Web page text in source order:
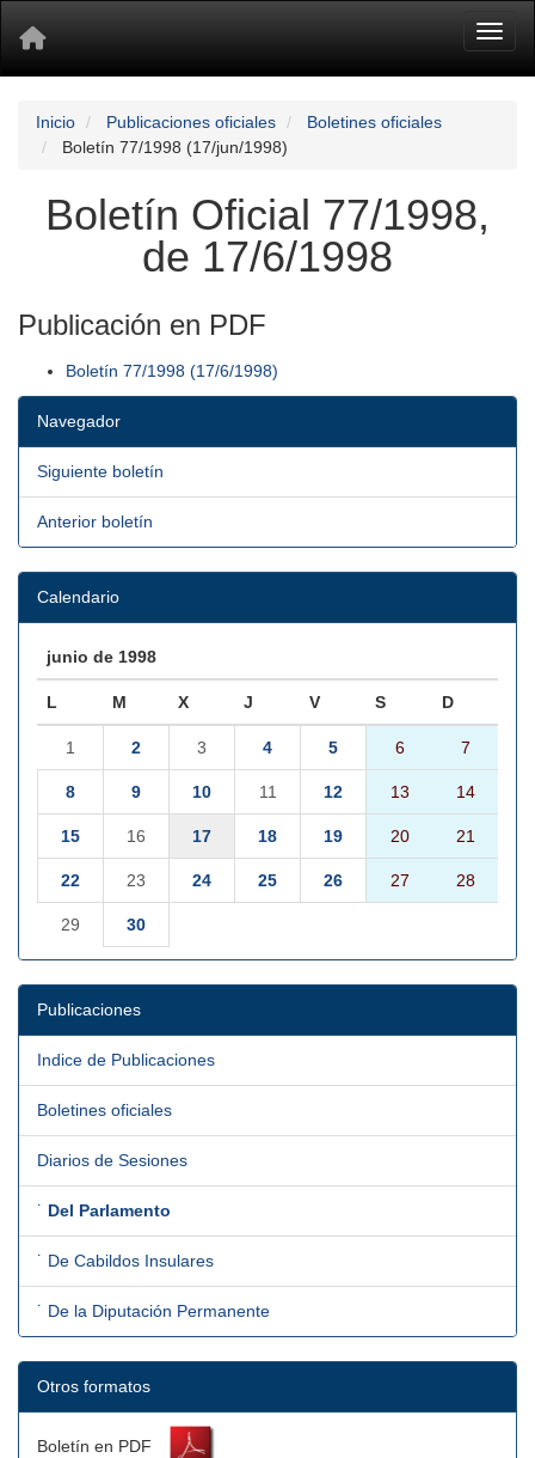
Inicio Publicaciones oficiales
Boletines oficiales
Boletín 77/1998 (17/jun/1998)
Boletín Oficial 77/1998,
de 17/6/1998
Publicación en PDF
Boletín 77/1998 (17/6/1998)
Navegador
Siguiente boletín
Anterior boletín
Calendario
junio de 1998
L M X J V S D
1 2 3 4 5 6 7
8 9 10 11 12 13 14
15 16 17 18 19 20 21
22 23 24 25 26 27 28
29 30
Publicaciones
Indice de Publicaciones
Boletines oficiales
Diarios de Sesiones
˙ Del Parlamento
˙ De Cabildos Insulares
˙ De la Diputación Permanente
Otros formatos
Boletín en PDF